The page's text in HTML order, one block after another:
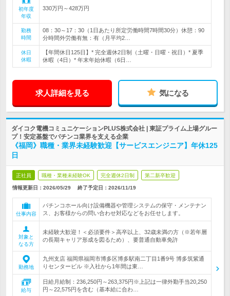
初年度
年収
330万円～428万円
勤務
時間
08：30～17：30（1日あたり所定労働時間7時間30分）休憩：90
分時間外労働有無：有（月平均2…
休日
休暇
【年間休日125日】* 完全週休2日制（土曜・日曜・祝日）* 夏季
休暇（4日）* 年末年始休暇（6日…
求人詳細を見る 気になる
ダイコク電機コミュニケーションPLUS株式会社 | 東証プライム上場グルー
プ！安定基盤でパチンコ業界を支える企業
《福岡》職種・業界未経験歓迎【サービスエンジニア】年休125
日
正社員 職種・業種未経験OK 完全週休2日制 第二新卒歓迎
情報更新日：2026/05/29 終了予定日： 2026/11/19
仕事内容
パチンコホール向け設備機器や管理システムの保守・メンテナン
ス、お客様からの問い合わせ対応などをお任せします。
対象と
なる方
未経験大歓迎！＜必須要件＞高卒以上、32歳未満の方（※若年層
の長期キャリア形成を図るため）、要普通自動車免許
勤務地
九州支店 福岡県福岡市博多区博多駅南二丁目1番9号 博多筑紫通
りセンタービル ※入社から1年間は東…
給与
日給月給制：236,250円～263,375円※上記は一律外勤手当20,250
円～22,575円を含む（基本給に合わ…